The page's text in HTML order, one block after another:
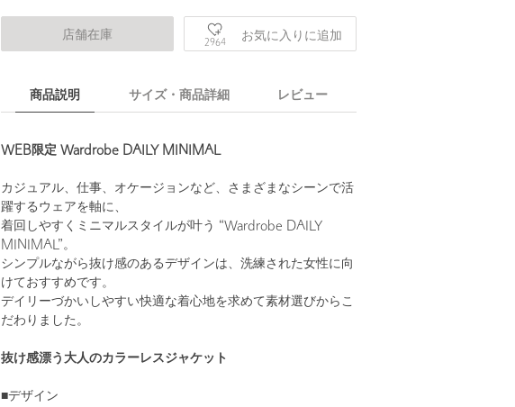
店舗在庫
2964 お気に入りに追加
商品説明 サイズ・商品詳細 レビュー
WEB限定 Wardrobe DAILY MINIMAL
カジュアル、仕事、オケージョンなど、さまざまなシーンで活
躍するウェアを軸に、
着回しやすくミニマルスタイルが叶う “Wardrobe DAILY
MINIMAL”。
シンプルながら抜け感のあるデザインは、洗練された女性に向
けておすすめです。
デイリーづかいしやすい快適な着心地を求めて素材選びからこ
だわりました。
抜け感漂う大人のカラーレスジャケット
■デザイン